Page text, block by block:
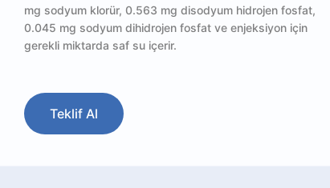
mg sodyum klorür, 0.563 mg disodyum hidrojen fosfat,
0.045 mg sodyum dihidrojen fosfat ve enjeksiyon için
gerekli miktarda saf su içerir.
Teklif Al